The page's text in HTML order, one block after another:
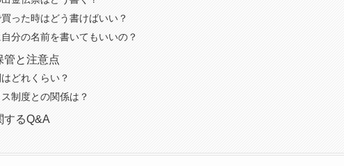
った時はどう書けばいい？
分の名前を書いてもいいの？
管と注意点
どれくらい？
制度との関係は？
するQ&A